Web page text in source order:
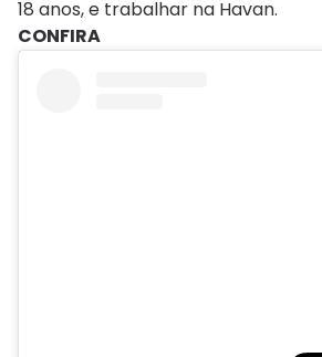
18 anos, e trabalhar na Havan.
CONFIRA